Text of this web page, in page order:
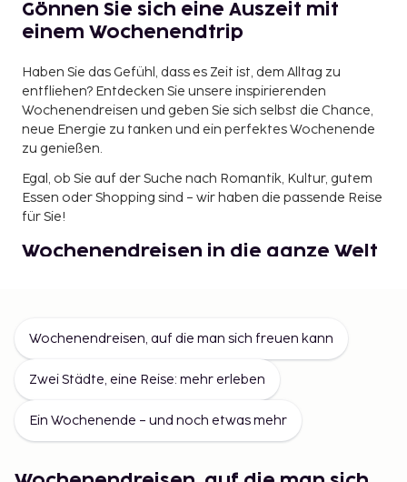
Gönnen Sie sich eine Auszeit mit
einem Wochenendtrip
Haben Sie das Gefühl, dass es Zeit ist, dem Alltag zu
entfliehen? Entdecken Sie unsere inspirierenden
Wochenendreisen und geben Sie sich selbst die Chance,
neue Energie zu tanken und ein perfektes Wochenende
zu genießen.
Egal, ob Sie auf der Suche nach Romantik, Kultur, gutem
Essen oder Shopping sind – wir haben die passende Reise
für Sie!
Wochenendreisen in die ganze Welt
Preisen inklusive. Dank unserer Preisgarantie können Sie
sicher sein, dass Sie immer den bestmöglichen Preis
Buchen Sie Ihre nächste Wochenendreise und entdecken
Sie einige der faszinierendsten Städte der Welt. Von dem
romantischen Paris und dem historischen Rom bis hin
Geschmack und jedes Budget.
Wochenendreisen, auf die man sich freuen kann
Zwei Städte, eine Reise: mehr erleben
Ein Wochenende – und noch etwas mehr